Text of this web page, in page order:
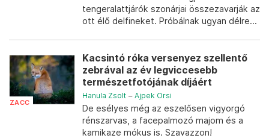
tengeralattjárók szonárjai összezavarják az
ott élő delfineket. Próbálnak ugyan délre...
ZACC
Kacsintó róka versenyez szellentő
zebrával az év legviccesebb
természetfotójának díjáért
Hanula Zsolt – Ajpek Orsi
De esélyes még az eszelősen vigyorgó
rénszarvas, a facepalmozó majom és a
kamikaze mókus is. Szavazzon!